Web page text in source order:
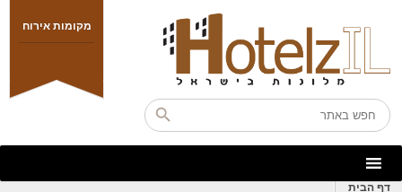
מקומות אירוח
דף הבית